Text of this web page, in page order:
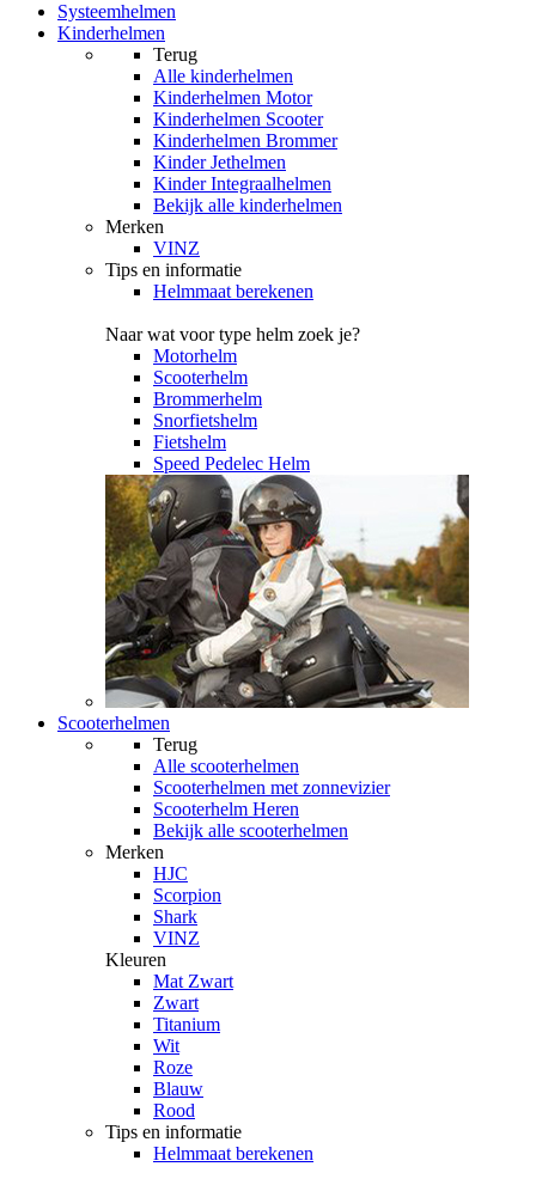
Systeemhelmen
Kinderhelmen
Terug
Alle kinderhelmen
Kinderhelmen Motor
Kinderhelmen Scooter
Kinderhelmen Brommer
Kinder Jethelmen
Kinder Integraalhelmen
Bekijk alle kinderhelmen
Merken
VINZ
Tips en informatie
Helmmaat berekenen
Naar wat voor type helm zoek je?
Motorhelm
Scooterhelm
Brommerhelm
Snorfietshelm
Fietshelm
Speed Pedelec Helm
Scooterhelmen
Terug
Alle scooterhelmen
Scooterhelmen met zonnevizier
Scooterhelm Heren
Bekijk alle scooterhelmen
Merken
HJC
Scorpion
Shark
VINZ
Kleuren
Mat Zwart
Zwart
Titanium
Wit
Roze
Blauw
Rood
Tips en informatie
Helmmaat berekenen